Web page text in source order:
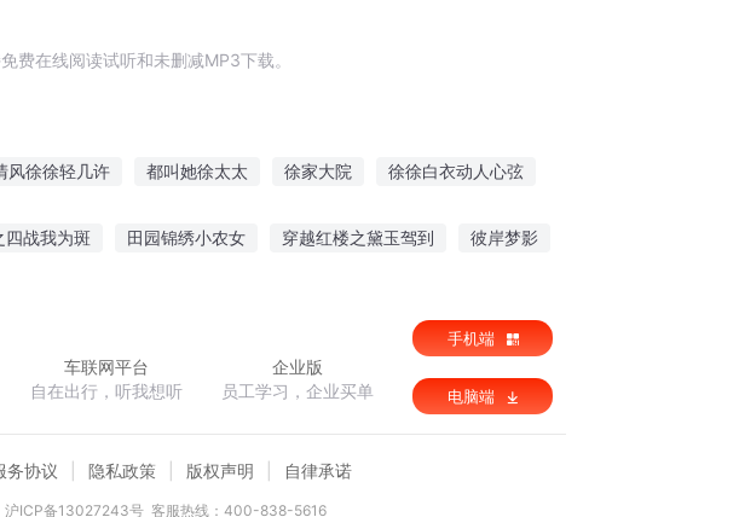
费在线阅读试听和未删减MP3下载。
风徐徐轻几许 都叫她徐太太 徐家大院 徐徐白衣动人心弦
四战我为斑 田园锦绣小农女 穿越红楼之黛玉驾到 彼岸梦影
车联网平台
自在出行，听我想听
企业版
员工学习，企业买单
手机端
电脑端
务协议 隐私政策 版权声明 自律承诺
沪ICP备13027243号 客服热线：400-838-5616